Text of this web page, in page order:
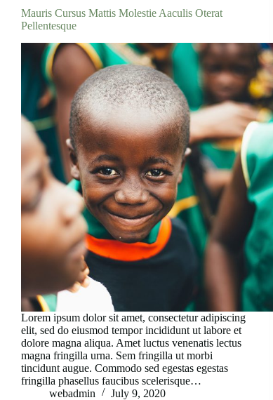
Mauris Cursus Mattis Molestie Aaculis Oterat
Pellentesque
Lorem ipsum dolor sit amet, consectetur adipiscing
elit, sed do eiusmod tempor incididunt ut labore et
dolore magna aliqua. Amet luctus venenatis lectus
magna fringilla urna. Sem fringilla ut morbi
tincidunt augue. Commodo sed egestas egestas
fringilla phasellus faucibus scelerisque…
webadmin
July 9, 2020